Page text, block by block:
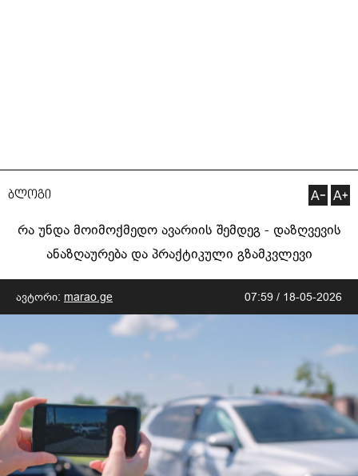
ბლოგი
რა უნდა მოიმოქმედო ავარიის შემდეგ - დაზღვევის
ანაზღაურება და პრაქტიკული გზამკვლევი
ავტორი: marao.ge 07:59 / 18-05-2026